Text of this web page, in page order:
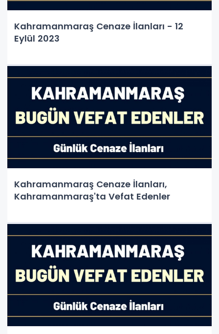
Kahramanmaraş Cenaze İlanları - 12
Eylül 2023
Kahramanmaraş Cenaze İlanları,
Kahramanmaraş'ta Vefat Edenler